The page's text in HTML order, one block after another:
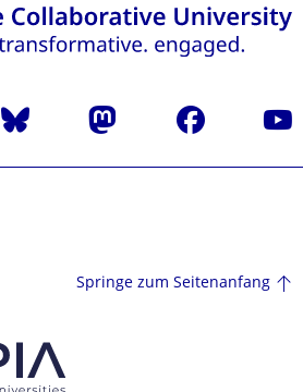
Bluesky Mastodon Facebook
Springe zum Seitenanfang